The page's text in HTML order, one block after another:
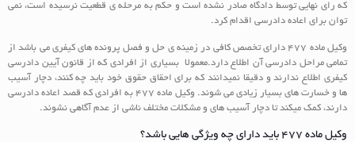
که رای نهایی توسط دادگاه صادر نشده است و حکم به مرحله ی قطعیت نرسیده است، نمی
توان برای اعاده دادرسی اقدام کرد.
وکیل ماده 477 دارای تخصص کافی در زمینه ی حل و فصل پرونده های کیفری می باشد از
تمامی مراحل دادرسی آن اطلاع دارد.معمولا بسیاری از افرادی که از قانون آیین دادرسی
کیفری اطلاع ندارند و دقیقا نمیدانند که برای احقاق حقوق خود باید چه کنند، دچار آسیب
ها و خسارت های بسیار زیادی می شوند. وکیل ماده 477 به افرادی که قصد اعاده دادرسی
دارند، کمک میکند تا دچار آسیب های و مشکلات مختلف ناشی از عدم آگاهی نشوند.
وکیل ماده 477 باید دارای چه ویژگی هایی باشد؟